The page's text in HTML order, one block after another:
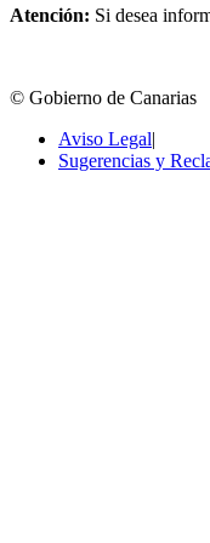
Atención: Si desea
© Gobierno de Canarias
Aviso Legal|
Sugerencias y